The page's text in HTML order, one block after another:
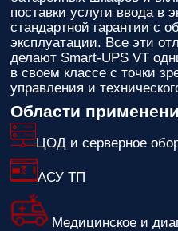
поставки услуги ввода в
стандартной гарантии с
эксплуатации. Все эти
делают Smart-UPS VT
в своем классе с точки
управления и
Области
ЦОД и серверное
АСУ ТП
Медицинское и